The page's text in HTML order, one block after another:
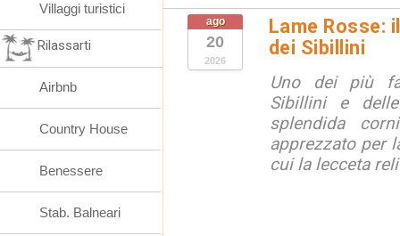
ago
20
2026
Lame Rosse:
dei Sibillini
Uno dei più
Sibillini e
splendida
apprezzato per
cui la lecceta
Villaggi turistici
Rilassarti
Airbnb
Country House
Benessere
Stab. Balneari